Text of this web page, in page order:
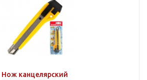
Нож канцелярский